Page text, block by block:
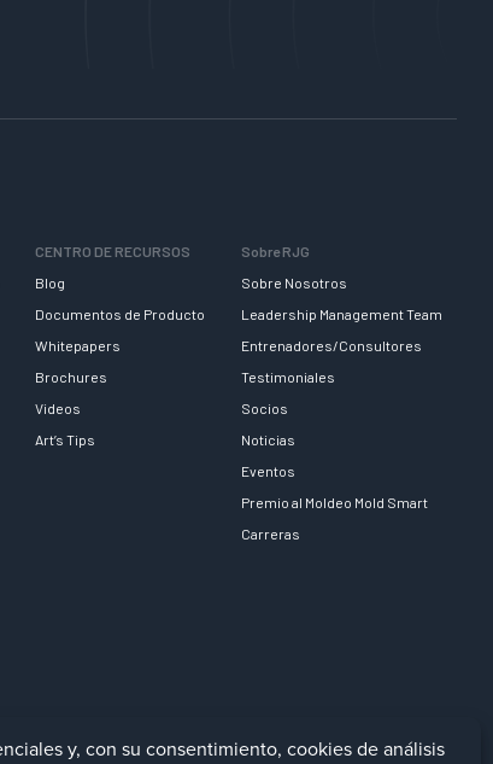
CENTRO DE RECURSOS
Blog
Documentos de Producto
Whitepapers
Brochures
Videos
Art’s Tips
Sobre RJG
Sobre Nosotros
Leadership Management Team
Entrenadores/Consultores
Testimoniales
Socios
Noticias
Eventos
Premio al Moldeo Mold Smart
Carreras